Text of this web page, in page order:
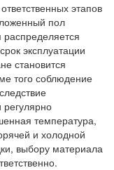
этапов
пол
распределяется
эксплуатации
становится
того соблюдение
температура,
и холодной
выбору материала